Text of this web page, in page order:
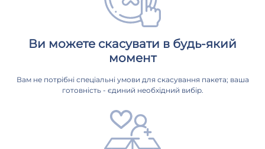
Ви можете скасувати в будь-який
момент
Вам не потрібні спеціальні умови для скасування пакета; ваша
готовність - єдиний необхідний вибір.